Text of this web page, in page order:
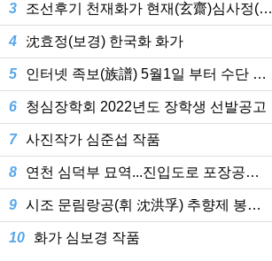
3 조선후기 천재화가 현재(玄齋)심사정(…
4 沈효정(보경) 한국화 화가
5 인터넷 족보(族譜) 5월1일 부터 수단 …
6 청심장학회 2022년도 장학생 선발공고
7 사진작가 심준섭 작품
8 연천 심덕부 묘역...진입도로 포장공…
9 시조 문림랑공(휘 沈洪孚) 추향제 봉…
10 화가 심보경 작품